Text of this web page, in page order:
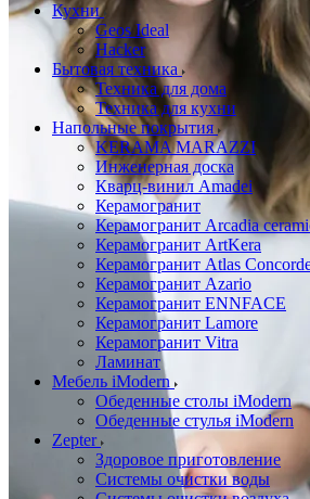
Кухни
Geos Ideal
Hacker
Бытовая техника
Техника для дома
Техника для кухни
Напольные покрытия
KERAMA MARAZZI
Инженерная доска
Кварц-винил Amadei
Керамогранит
Керамогранит Arcadia
Керамогранит ArtKera
Керамогранит Atlas
Керамогранит Azario
Керамогранит ENNFACE
Керамогранит Lamore
Керамогранит Vitra
Ламинат
Мебель iModern
Обеденные столы iModern
Обеденные стулья iModern
Zepter
Здоровое приготовление
Системы очистки воды